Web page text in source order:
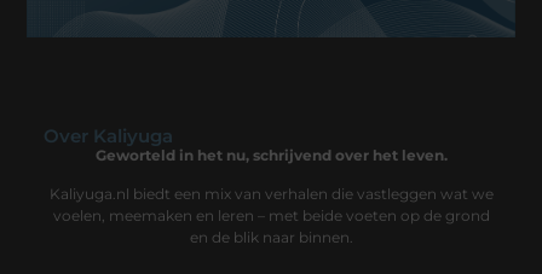
Over Kaliyuga
Geworteld in het nu, schrijvend over het leven.
Kaliyuga.nl biedt een mix van verhalen die vastleggen wat we
voelen, meemaken en leren – met beide voeten op de grond
en de blik naar binnen.